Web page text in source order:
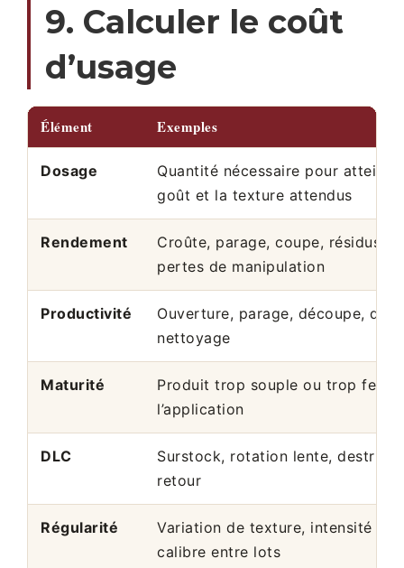
9. Calculer le coût
d’usage
Élément Exemples
Dosage
Quantité nécessaire pour
goût et la texture attendus
Rendement
Croûte, parage, coupe, résidus et
pertes de manipulation
Productivité
Ouverture, parage, découpe,
nettoyage
Maturité
Produit trop souple ou trop
l’application
DLC
Surstock, rotation lente,
retour
Régularité
Variation de texture, intensité ou
calibre entre lots